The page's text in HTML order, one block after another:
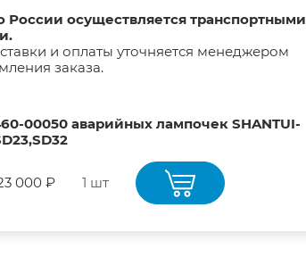
России осуществляется транспортными
и оплаты уточняется менеджером
заказа.
00050 аварийных лампочек SHANTUI-
000 ₽ 1 шт